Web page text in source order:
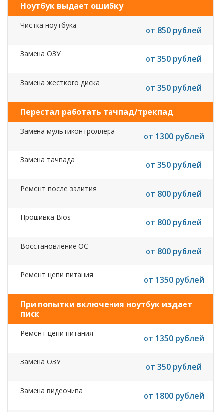
Ноутбук выдает ошибку
Чистка ноутбука от 850 рублей
Замена ОЗУ от 350 рублей
Замена жесткого диска от 350 рублей
Перестал работать тачпад/трекпад
Замена мультиконтроллера от 1300 рублей
Замена тачпада от 350 рублей
Ремонт после залития от 800 рублей
Прошивка Bios от 800 рублей
Восстановление ОС от 800 рублей
Ремонт цепи питания от 1350 рублей
При попытки включения ноутбук издает
писк
Ремонт цепи питания от 1350 рублей
Замена ОЗУ от 350 рублей
Замена видеочипа от 1800 рублей